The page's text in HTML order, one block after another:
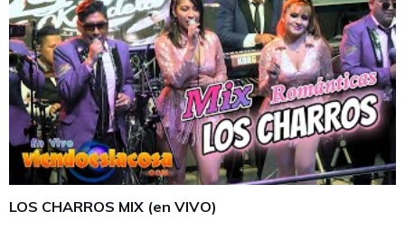
LOS CHARROS MIX (en VIVO)